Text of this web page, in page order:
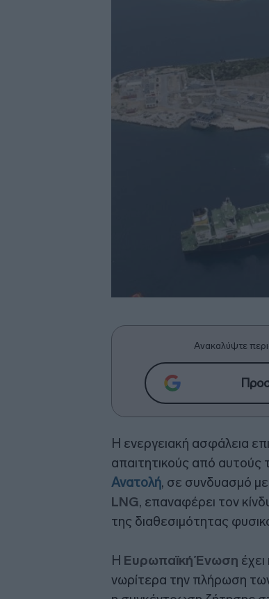
Ανακαλύψτε
Η ενεργειακή ασφάλεια
απαιτητικούς από
Ανατολή, σε συνδυασμό
LNG, επαναφέρει τον
της διαθεσιμότητας
Η Ευρωπαϊκή Ένωση
νωρίτερα την πλήρωση